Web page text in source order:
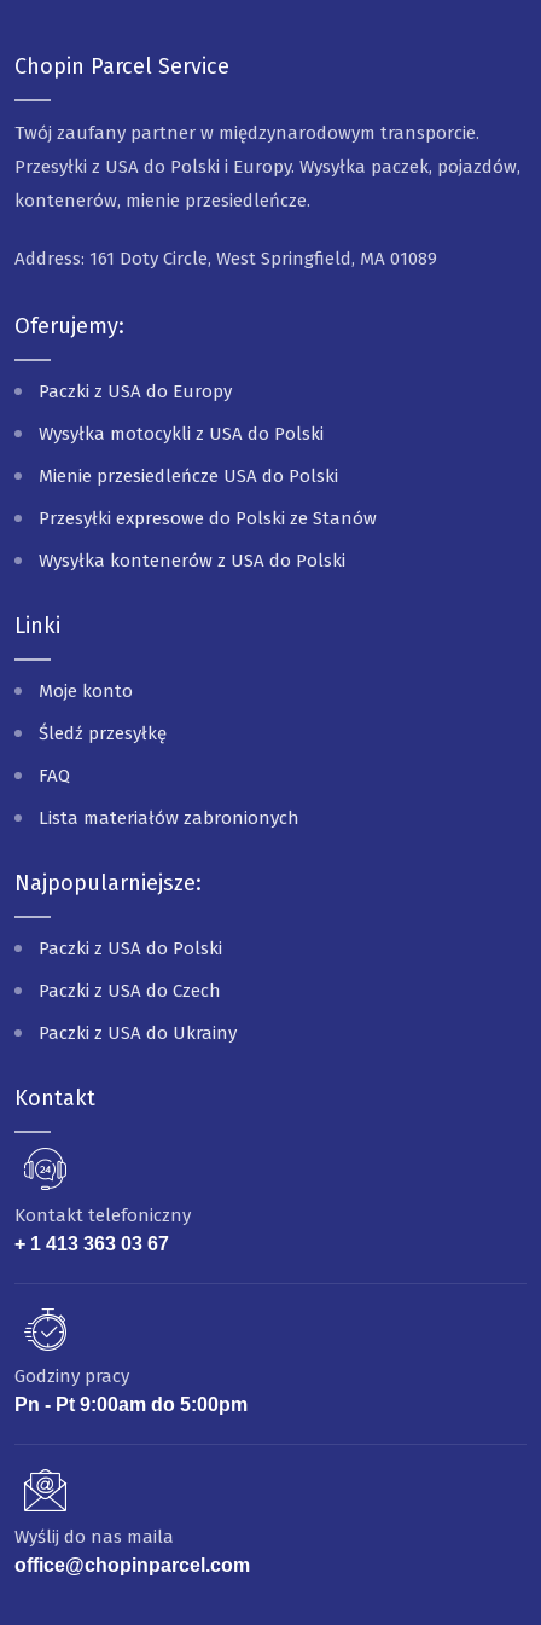
Chopin Parcel Service
Twój zaufany partner w międzynarodowym transporcie.
Przesyłki z USA do Polski i Europy. Wysyłka paczek, pojazdów,
kontenerów, mienie przesiedleńcze.
Address: 161 Doty Circle, West Springfield, MA 01089
Oferujemy:
Paczki z USA do Europy
Wysyłka motocykli z USA do Polski
Mienie przesiedleńcze USA do Polski
Przesyłki expresowe do Polski ze Stanów
Wysyłka kontenerów z USA do Polski
Linki
Moje konto
Śledź przesyłkę
FAQ
Lista materiałów zabronionych
Najpopularniejsze:
Paczki z USA do Polski
Paczki z USA do Czech
Paczki z USA do Ukrainy
Kontakt
Kontakt telefoniczny
+ 1 413 363 03 67
Godziny pracy
Pn - Pt 9:00am do 5:00pm
Wyślij do nas maila
office@chopinparcel.com